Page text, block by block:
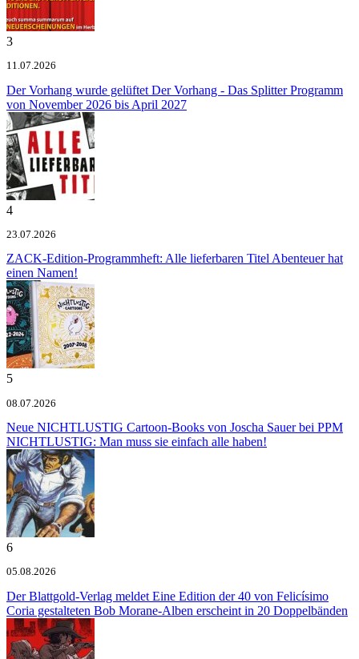
3
11.07.2026
Der Vorhang wurde gelüftet Der Vorhang - Das Splitter Programm
von November 2026 bis April 2027
4
23.07.2026
ZACK-Edition-Programmheft: Alle lieferbaren Titel Abenteuer hat
einen Namen!
5
08.07.2026
Neue NICHTLUSTIG Cartoon-Books von Joscha Sauer bei PPM
NICHTLUSTIG: Man muss sie einfach alle haben!
6
05.08.2026
Der Blattgold-Verlag meldet Eine Edition der 40 von Felicísimo
Coria gestalteten Bob Morane-Alben erscheint in 20 Doppelbänden